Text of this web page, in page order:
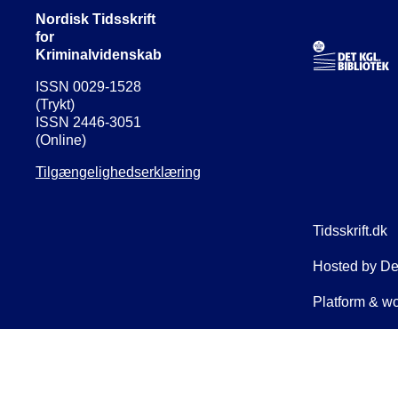
Nordisk Tidsskrift
for
Kriminalvidenskab
ISSN 0029-1528
(Trykt)
ISSN 2446-3051
(Online)
Tilgængelighedserklæring